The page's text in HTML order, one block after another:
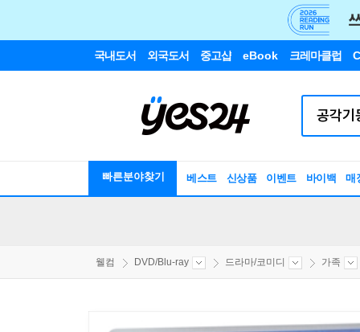
국내도서 외국도서 중고샵 eBook 크레마클럽
빠른분야찾기 베스트 신상품 이벤트 바이백 매
웰컴 DVD/Blu-ray 드라마/코미디 가족